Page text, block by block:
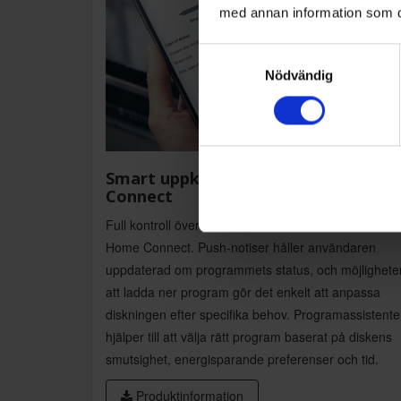
med annan information som
Nödvändig
Smart uppkoppling med Home
Connect
Full kontroll över diskmaskinen direkt från mobilen
Home Connect. Push-notiser håller användaren
uppdaterad om programmets status, och
att ladda ner program gör det enkelt att anpassa
diskningen efter specifika behov.
hjälper till att välja rätt program baserat på diskens
smutsighet, energisparande preferenser och tid.
Produktinformation